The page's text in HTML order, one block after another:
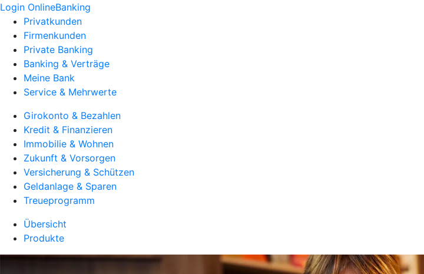
Login OnlineBanking
Privatkunden
Firmenkunden
Private Banking
Banking & Verträge
Meine Bank
Service & Mehrwerte
Girokonto & Bezahlen
Kredit & Finanzieren
Immobilie & Wohnen
Zukunft & Vorsorgen
Versicherung & Schützen
Geldanlage & Sparen
Treueprogramm
Übersicht
Produkte